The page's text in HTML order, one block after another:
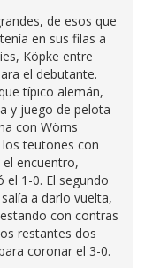
de esos que
en sus filas a
Köpke entre
el debutante.
típico alemán,
y juego de pelota
con Wörns
teutones con
encuentro,
1-0. El segundo
a darlo vuelta,
con contras
restantes dos
coronar el 3-0.